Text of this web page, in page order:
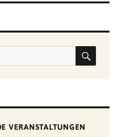
VERANSTALTUNGEN